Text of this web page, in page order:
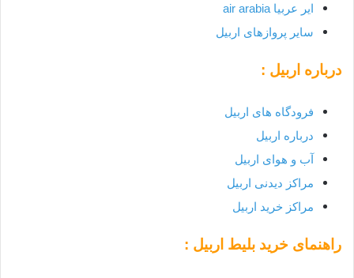
ایر عربیا air arabia
سایر پروازهای اربیل
درباره اربیل :
فرودگاه های اربیل
درباره اربیل
آب و هوای اربیل
مراکز دیدنی اربیل
مراکز خرید اربیل
راهنمای خرید بلیط اربیل :